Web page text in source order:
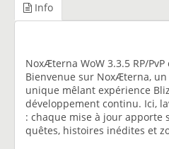
Info
NoxÆterna WoW 3.3.5 RP/
Bienvenue sur NoxÆterna, un
unique mêlant expérience
développement continu. Ici,
: chaque mise à jour apporte
quêtes, histoires inédites et